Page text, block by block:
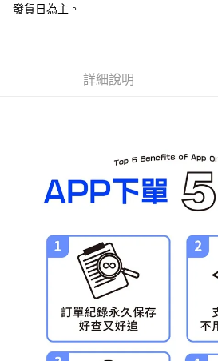
預購-7-11取貨付款(舊)
每筆NT$90，滿NT$3,000(含以上)免運費
預購-宅配(舊)
每筆NT$120，滿NT$3,000(含以上)免運費
預購-宅配(離島)(舊)
每筆NT$160，滿NT$3,000(含以上)免運費
東海門市自取，需自備購物袋取貨唷。
發貨日為主。
詳細說明